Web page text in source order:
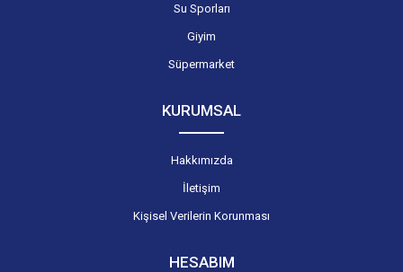
Su Sporları
Giyim
Süpermarket
KURUMSAL
Hakkımızda
İletişim
Kişisel Verilerin Korunması
HESABIM